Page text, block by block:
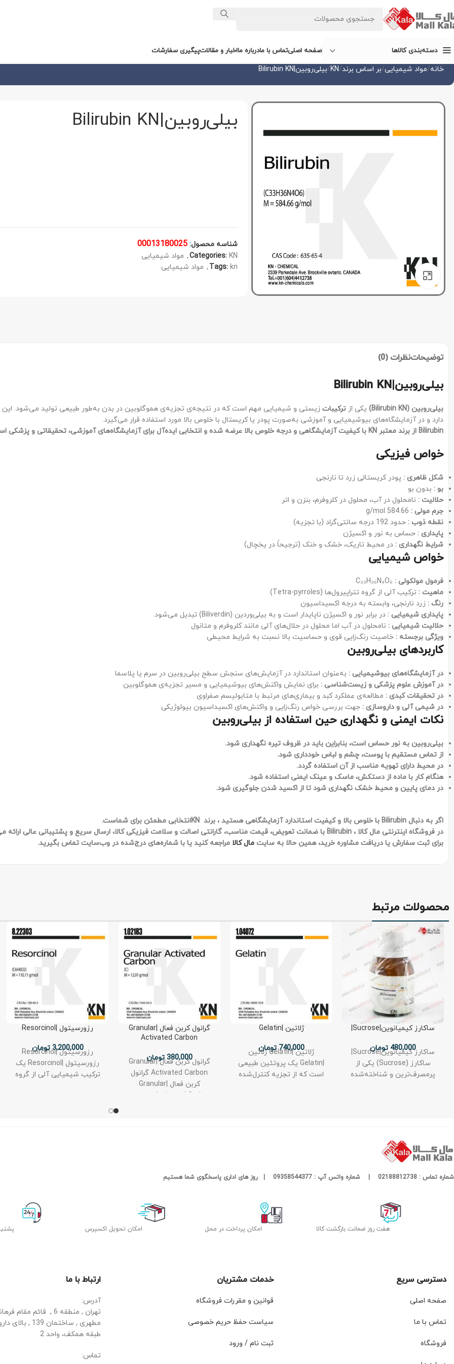
دسته‌بندی کالاها صفحه اصلیتماس با مادرباره مااخبار و مقالاتپیگیری سفارشات
خانه مواد شیمیایی بر اساس برند KN بیلی‌روبین|Bilirubin KN
برای بزرگنمایی کلیک کنید
بیلی‌روبین|Bilirubin KN
شناسه محصول:00013180025
Categories: KN
, مواد شیمیایی
Tags: kn
, مواد شیمیایی
توضیحاتنظرات (0)
بیلی‌روبین|Bilirubin KN
بیلی‌روبین (Bilirubin KN) یکی از ترکیبات زیستی و شیمیایی مهم است که در نتیجه‌ی تجزیه‌ی هموگلوبین در بدن به‌طور طبیعی تولید می‌شود.
دارد و در آزمایشگاه‌های بیوشیمیایی و آموزشی به‌صورت پودر یا کریستال با خلوص بالا مورد استفاده قرار می‌گیرد.
Bilirubin از برند معتبر با کیفیت آزمایشگاهی و درجه خلوص بالا عرضه شده و انتخابی ایده‌آل برای آزمایشگاه‌های آموزشی، تحقیقاتی و پزشکی
خواص فیزیکی
شکل ظاهری : پودر کریستالی زرد تا نارنجی
بو : بدون بو
حلالیت : نامحلول در آب، محلول در کلروفرم، بنزن و اتر
جرم مولی :
نقطه ذوب : حدود 192 درجه سانتی‌گراد (با تجزیه)
پایداری : حساس به نور و اکسیژن
شرایط نگهداری : در محیط تاریک، خشک و خنک (ترجیحاً در یخچال)
خواص شیمیایی
فرمول مولکولی :
ماهیت : ترکیب آلی از گروه تتراپیرول‌ها (Tetra-pyrroles)
رنگ : زرد نارنجی، وابسته به درجه اکسیداسیون
پایداری شیمیایی : در برابر نور و اکسیژن ناپایدار است و به بیلی‌وردین (Biliverdin) تبدیل می‌شود.
حلالیت شیمیایی : نامحلول در آب اما محلول در حلال‌های آلی مانند کلروفرم و متانول
ویژگی برجسته : خاصیت رنگ‌زایی قوی و حساسیت بالا نسبت به شرایط محیطی
کاربردهای بیلی‌روبین
در آزمایشگاه‌های بیوشیمیایی : به‌عنوان استاندارد در آزمایش‌های سنجش سطح بیلی‌روبین در سرم یا پلاسما
در آموزش علوم پزشکی و زیست‌شناسی : برای نمایش واکنش‌های بیوشیمیایی و مسیر تجزیه‌ی هموگلوبین
در تحقیقات کبدی : مطالعه‌ی عملکرد کبد و بیماری‌های مرتبط با متابولیسم صفراوی
در شیمی آلی و داروسازی : جهت بررسی خواص رنگ‌زایی و واکنش‌های اکسیداسیون بیولوژیکی
نکات ایمنی و نگهداری حین استفاده از بیلی‌روبین
بیلی‌روبین به نور حساس است، بنابراین باید در ظروف تیره نگهداری شود.
از تماس مستقیم با پوست، چشم و لباس خودداری شود.
در محیط دارای تهویه مناسب از آن استفاده گردد.
هنگام کار با ماده از دستکش، ماسک و عینک ایمنی استفاده شود.
در دمای پایین و محیط خشک نگهداری شود تا از اکسید شدن جلوگیری شود.
اگر به ‌دنبال Bilirubin با خلوص بالا و کیفیت استاندارد آزمایشگاهی هستید ، برند انتخابی مطمئن برای شماست.
در فروشگاه اینترنتی مال کالا ، Bilirubin با ضمانت تعویض، قیمت مناسب، گارانتی اصالت و سلامت فیزیکی کالا، ارسال سریع و پشتیبانی عالی ارائه
برای ثبت سفارش یا دریافت مشاوره خرید، همین حالا به سایت مال کالا مراجعه کنید یا با شماره‌های درج‌شده در وب‌سایت تماس بگیرید.
محصولات مرتبط
ساکارز کیمیانوین|Sucrose|
480,000 تومان
ساکارز (Sucrose) یکی از
پرمصرف‌ترین و شناخته‌شده‌
ژلاتین |Gelatin
740,000 تومان
ژلاتین |Gelatin ژلاتین
|Gelatin یک پروتئین طبیعی
است که از تجزیه کنترل‌شده
گرانول کربن فعال |Granular
Activated Carbon
380,000 تومانگرانول کربن فعال |Granular
Activated Carbon گرانول
کربن فعال |Granular
رزورسیتول |Resorcinol
3,200,000 تومان
رزورسیتول |Resorcinol
رزورسیتول |Resorcinol یک
ترکیب شیمیایی آلی از گروه
دی‌هیدروکسی‌فنل‌ها است که
شماره تماس : 02188812738 | شماره واتس آپ : 09358544377 | روز های اداری پاسخگوی شما هستیم
هفت روز ضمانت بازگشت کالا امکان پرداخت در محل اﻣﮑﺎن ﺗﺤﻮﯾﻞ اﮐﺴﭙﺮس
دسترسی سریع
صفحه اصلی
تماس با ما
فروشگاه
خدمات مشتریان
قوانین و مقررات فروشگاه
سیاست حفظ حریم خصوصی
ثبت نام / ورود
ارتباط با ما
آدرس:
تهران , منطقه 6 , قائم
مطهری , ساختمان
طبقه همکف، واحد 2
تماس: